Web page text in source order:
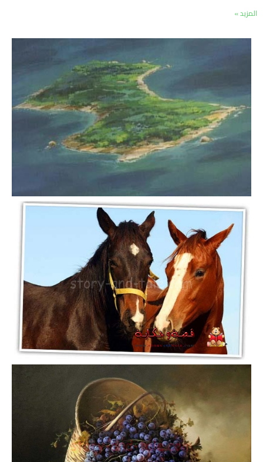
المزيد »